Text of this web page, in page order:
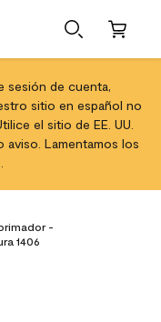
sesión de cuenta,
sitio en español no
el sitio de EE. UU.
aviso. Lamentamos los
-
1406